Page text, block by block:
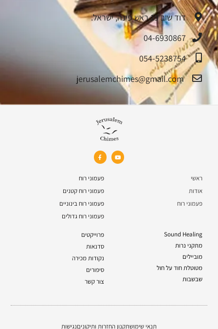
דוד שוב 19 ראש פינה, ישראל.
04-6930867
054-5238754
jerusalemchimes@gmail.com‏
ראשי
אודות
פעמוני רוח
פעמוני רוח
פעמוני רוח קטנים
פעמוני רוח בינוניים
פעמוני רוח גדולים
Sound Healing
מתקני נרות
מוביילים
מטוטלת חוד על חול
שבשבות
פרוייקטים
סדנאות
נקודות מכירה
סיפורים
צור קשר
תנאי שימושתקנון החזרות ותיקוניםנגישות